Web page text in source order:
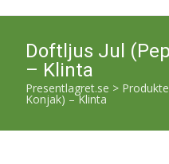
Doftljus Jul
– Klinta
Presentlagret.se >
Konjak) – Klinta